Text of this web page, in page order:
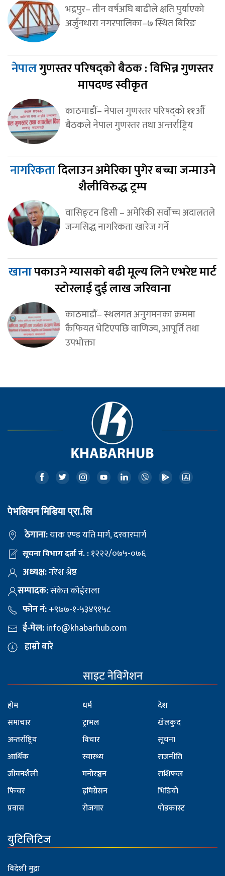
भद्रपुर– तीन वर्षअघि बाढीले क्षति पुर्याएको
अर्जुनधारा नगरपालिका–७ स्थित बिरिङ
नेपालगुणस्तर परिषद्को बैठक : विभिन्न गुणस्तर
मापदण्ड स्वीकृत
काठमाडौं– नेपाल गुणस्तर परिषद्को ११औँ
बैठकले नेपाल गुणस्तर तथा अन्तर्राष्ट्रिय
नागरिकतादिलाउन अमेरिका पुगेर बच्चा जन्माउने
शैलीविरुद्ध ट्रम्प
वासिङ्टन डिसी – अमेरिकी सर्वोच्च अदालतले
जन्मसिद्ध नागरिकता खारेज गर्ने
खानापकाउने ग्यासको बढी मूल्य लिने एभरेष्ट मार्ट
स्टोरलाई दुई लाख जरिवाना
काठमाडौं– स्थलगत अनुगमनका क्रममा
कैफियत भेटिएपछि वाणिज्य, आपूर्ति तथा
उपभोक्ता
पेभलियन मिडिया प्रा.लि
ठेगाना:याक एण्ड यति मार्ग, दरवारमार्ग
सूचना विभाग दर्ता नं. :१२२२/०७५-०७६
अध्यक्ष:नरेश श्रेष्ठ
सम्पादक:संकेत कोईराला
फोन नं:+९७७-१-५३४९१५८
ई-मेल:info@khabarhub.com
हाम्रो बारे
साइट नेविगेशन
होम
समाचार
अन्तर्राष्ट्रिय
आर्थिक
जीवनशैली
फिचर
प्रवास
धर्म
ट्राभल
विचार
स्वास्थ्य
मनोरञ्जन
इमिग्रेसन
रोजगार
देश
खेलकुद
सूचना
राजनीति
राशिफल
भिडियो
पोडकास्ट
युटिलिटिज
विदेशी मुद्रा